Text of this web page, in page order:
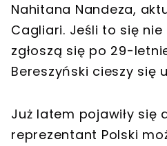
Nahitana Nandeza,
Cagliari. Jeśli to się nie
zgłoszą się po 29-
Bereszyński cieszy się
Już latem pojawiły się
reprezentant Polski